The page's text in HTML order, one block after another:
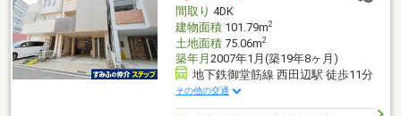
間取り 4DK
建物面積101.79m2
土地面積75.06m2
築年月 2007年1月(築19年8ヶ月)
地下鉄御堂筋線 西田辺駅 徒歩11分
その他の交通